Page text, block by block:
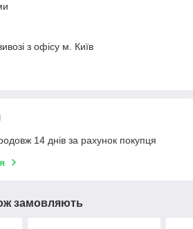
з офісу м. Київ
14 днів за рахунок покупця
замовляють